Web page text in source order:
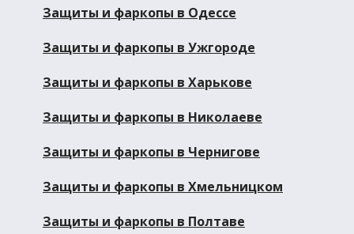
Защиты и фаркопы в Одессе
Защиты и фаркопы в Ужгороде
Защиты и фаркопы в Харькове
Защиты и фаркопы в Николаеве
Защиты и фаркопы в Чернигове
Защиты и фаркопы в Хмельницком
Защиты и фаркопы в Полтаве